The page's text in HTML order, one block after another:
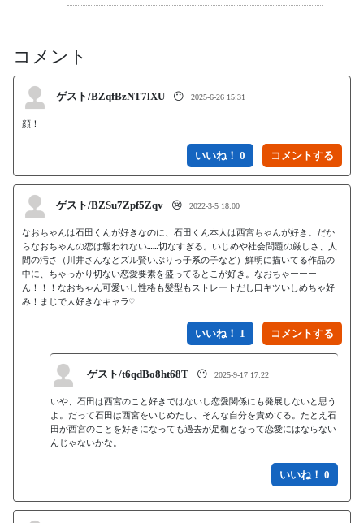
コメント
ゲスト/BZqfBzNT7lXU 😶 2025-6-26 15:31
顔！
いいね！ 0
ゲスト/BZSu7Zpf5Zqv 😢 2022-3-5 18:00
なおちゃんは石田くんが好きなのに、石田くん本人は西宮ちゃんが好き。だか
らなおちゃんの恋は報われない……切なすぎる。いじめや社会問題の厳しさ、人
間の汚さ（川井さんなどズル賢いぶりっ子系の子など）鮮明に描いてる作品の
中に、ちゃっかり切ない恋愛要素を盛ってるとこが好き。なおちゃーーー
ん！！！なおちゃん可愛いし性格も髪型もストレートだし口キツいしめちゃ好
み！まじで大好きなキャラ♡
いいね！ 1
ゲスト/t6qdBo8ht68T 😶 2025-9-17 17:22
いや、石田は西宮のこと好きではないし恋愛関係にも発展しないと思う
よ。だって石田は西宮をいじめたし、そんな自分を責めてる。たとえ石
田が西宮のことを好きになっても過去が足枷となって恋愛にはならない
いいね！ 0